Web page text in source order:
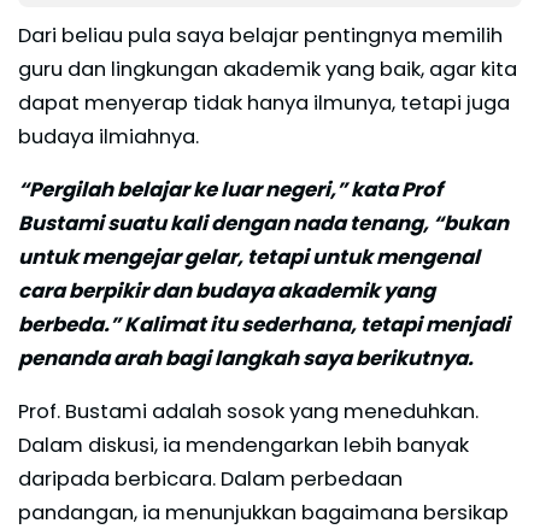
Dari beliau pula saya belajar pentingnya memilih
guru dan lingkungan akademik yang baik, agar kita
dapat menyerap tidak hanya ilmunya, tetapi juga
budaya ilmiahnya.
“Pergilah belajar ke luar negeri,” kata Prof
Bustami suatu kali dengan nada tenang, “bukan
untuk mengejar gelar, tetapi untuk mengenal
cara berpikir dan budaya akademik yang
berbeda.” Kalimat itu sederhana, tetapi menjadi
penanda arah bagi langkah saya berikutnya.
Prof. Bustami adalah sosok yang meneduhkan.
Dalam diskusi, ia mendengarkan lebih banyak
daripada berbicara. Dalam perbedaan
pandangan, ia menunjukkan bagaimana bersikap